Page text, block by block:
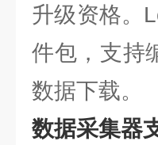
升级资格。
件包，支持
数据下载。
数据采集器